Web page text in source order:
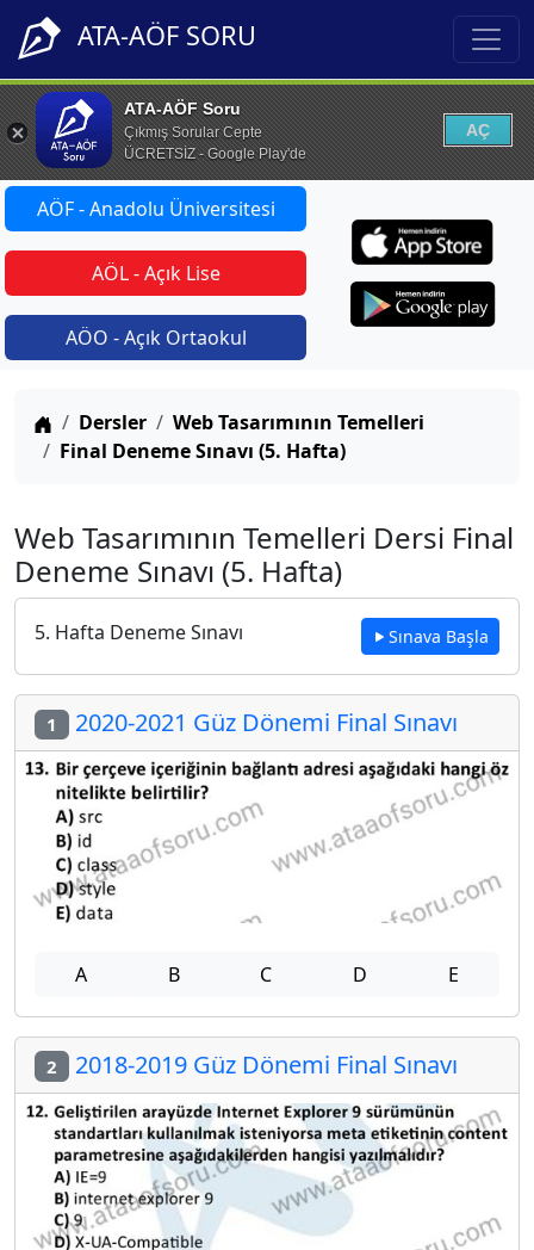
ATA-AÖF SORU
ATA-AÖF Soru
Çıkmış Sorular Cepte
ÜCRETSİZ - Google Play'de
AÇ
AÖF - Anadolu Üniversitesi
AÖL - Açık Lise
AÖO - Açık Ortaokul
Anasayfa
Dersler
Web Tasarımının Temelleri
Final Deneme Sınavı (5. Hafta)
Web Tasarımının Temelleri Dersi Final
Deneme Sınavı (5. Hafta)
5. Hafta Deneme Sınavı Sınava Başla
1 2020-2021 Güz Dönemi Final Sınavı
A B C D E
2 2018-2019 Güz Dönemi Final Sınavı